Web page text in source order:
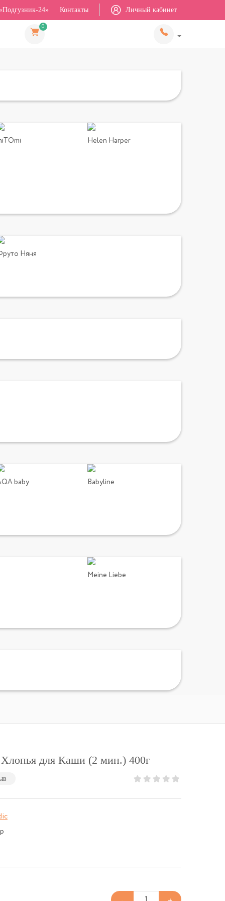
24» Контакты Личный кабинет
0
Helen Harper
Няня
baby Babyline
Meine Liebe
для Каши (2 мин.) 400г